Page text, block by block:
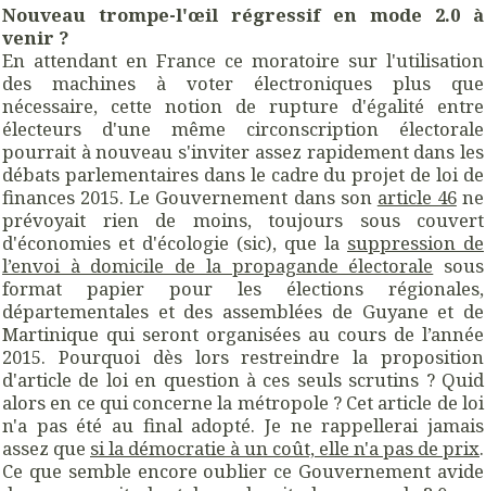
Nouveau trompe-l'œil régressif en mode 2.0 à
venir ?
En attendant en France ce moratoire sur l'utilisation
des machines à voter électroniques plus que
nécessaire, cette notion de rupture d'égalité entre
électeurs d'une même circonscription électorale
pourrait à nouveau s'inviter assez rapidement dans les
débats parlementaires dans le cadre du projet de loi de
finances 2015. Le Gouvernement dans son article 46ne
prévoyait rien de moins, toujours sous couvert
d'économies et d'écologie (sic), que la suppression de
l’envoi à domicile de la propagande électorale sous
format papier pour les élections régionales,
départementales et des assemblées de Guyane et de
Martinique qui seront organisées au cours de l’année
2015. Pourquoi dès lors restreindre la proposition
d'article de loi en question à ces seuls scrutins ? Quid
alors en ce qui concerne la métropole ? Cet article de loi
n'a pas été au final adopté. Je ne rappellerai jamais
assez que si la démocratie à un coût, elle n'a pas de prix.
Ce que semble encore oublier ce Gouvernement avide